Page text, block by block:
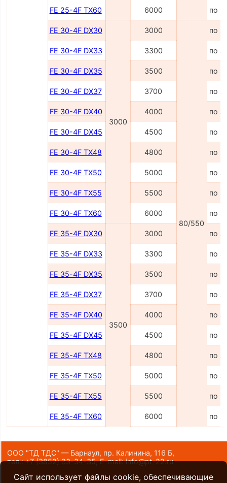
FE 25-4F TX60 6000 по
FE 30-4F DX30
3000
3000
80/550
по
FE 30-4F DX33 3300 по
FE 30-4F DX35 3500 по
FE 30-4F DX37 3700 по
FE 30-4F DX40 4000 по
FE 30-4F DX45 4500 по
FE 30-4F TX48 4800 по
FE 30-4F TX50 5000 по
FE 30-4F TX55 5500 по
FE 30-4F TX60 6000 по
FE 35-4F DX30
3500
3000 по
FE 35-4F DX33 3300 по
FE 35-4F DX35 3500 по
FE 35-4F DX37 3700 по
FE 35-4F DX40 4000 по
FE 35-4F DX45 4500 по
FE 35-4F TX48 4800 по
FE 35-4F TX50 5000 по
FE 35-4F TX55 5500 по
FE 35-4F TX60 6000 по
ООО "ТД ТДС" — Барнаул, пр. Калинина, 116 Б,
тел.:+7 (3852) 33-34-35,E-mail:info@pt-22.ru
Сайт использует файлы cookie, обеспечивающие